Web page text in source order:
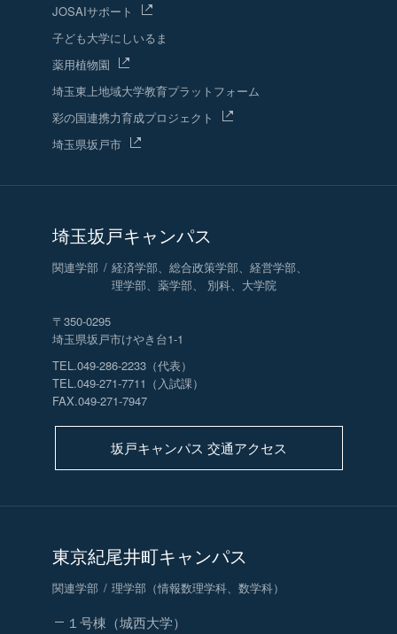
JOSAIサポート
子ども大学にしいるま
薬用植物園
埼玉東上地域大学教育プラットフォーム
彩の国連携力育成プロジェクト
埼玉県坂戸市
埼玉坂戸キャンパス
関連学部
経済学部、総合政策学部、経営学部、
理学部、薬学部、 別科、大学院
〒350-0295
埼玉県坂戸市けやき台1-1
TEL.049-286-2233（代表）
TEL.049-271-7711（入試課）
FAX.049-271-7947
坂戸キャンパス 交通アクセス
東京紀尾井町キャンパス
関連学部 理学部（情報数理学科、数学科）
１号棟（城西大学）